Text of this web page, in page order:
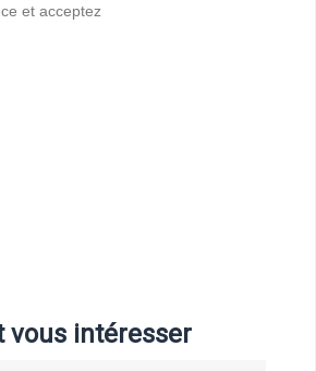
et acceptez
vous intéresser